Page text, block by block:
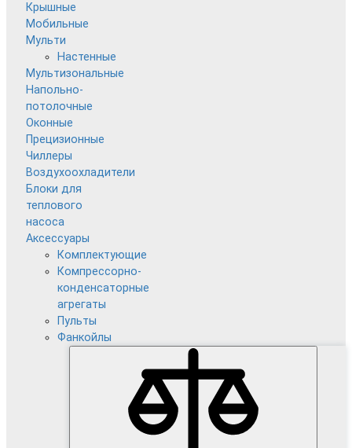
Крышные
Мобильные
Мульти
Настенные
Мультизональные
Напольно-
потолочные
Оконные
Прецизионные
Чиллеры
Воздухоохладители
Блоки для
теплового
насоса
Аксессуары
Комплектующие
Компрессорно-
конденсаторные
агрегаты
Пульты
Фанкойлы